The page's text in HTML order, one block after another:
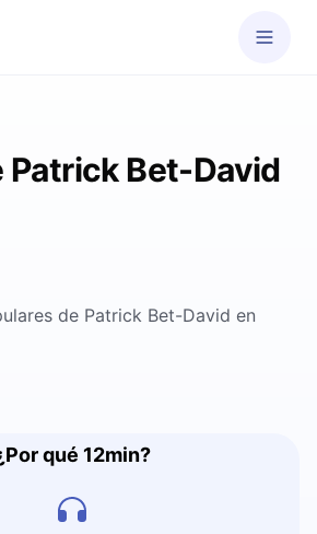
Patrick Bet-David
de Patrick Bet-David en
qué 12min?